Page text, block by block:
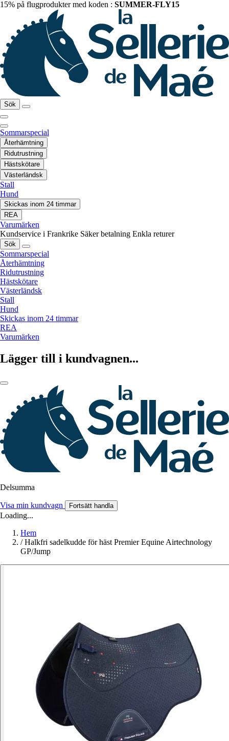
15% på flugprodukter med koden : SUMMER-FLY15
Sök
Sommarspecial
Återhämtning
Ridutrustning
Hästskötare
Västerländsk
Stall
Hund
Skickas inom 24 timmar
REA
Varumärken
Kundservice i Frankrike Säker betalning Enkla returer
Sök
Sommarspecial
Återhämtning
Ridutrustning
Hästskötare
Västerländsk
Stall
Hund
Skickas inom 24 timmar
REA
Varumärken
Lägger till i kundvagnen...
Delsumma
Visa min kundvagn Fortsätt handla
Loading...
Hem
/ Halkfri sadelkudde för häst Premier Equine Airtechnology
GP/Jump